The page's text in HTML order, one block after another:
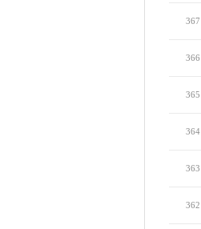
367
366
365
364
363
362